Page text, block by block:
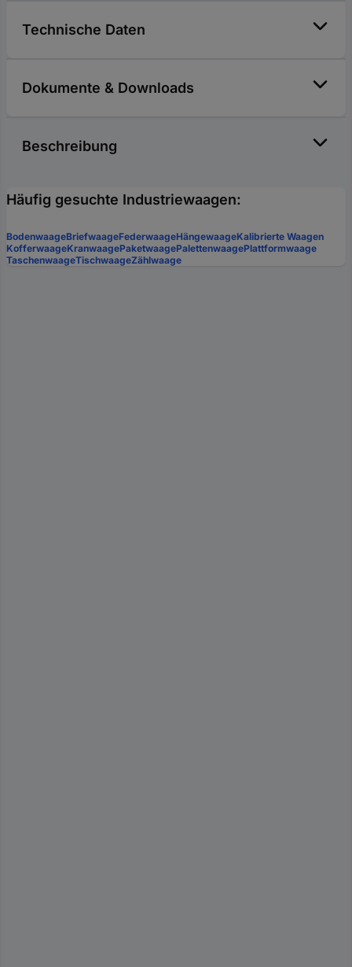
Technische Daten
Dokumente & Downloads
Beschreibung
Häufig gesuchte Industriewaagen:
BodenwaageBriefwaageFederwaageHängewaageKalibrierte Waagen
KofferwaageKranwaagePaketwaagePalettenwaagePlattformwaage
TaschenwaageTischwaageZählwaage